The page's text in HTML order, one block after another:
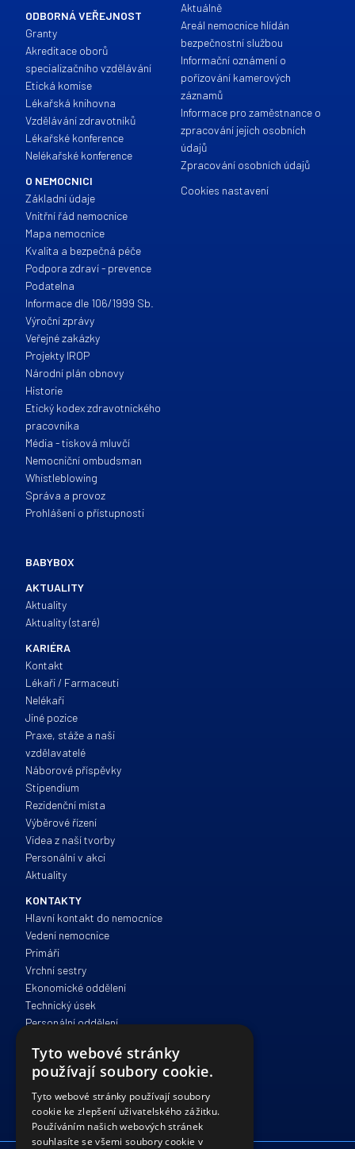
ODBORNÁ VEŘEJNOST
Granty
Akreditace oborů
specializačního vzdělávání
Etická komise
Lékařská knihovna
Vzdělávání zdravotníků
Lékařské konference
Nelékařské konference
O NEMOCNICI
Základní údaje
Vnitřní řád nemocnice
Mapa nemocnice
Kvalita a bezpečná péče
Podpora zdraví - prevence
Podatelna
Informace dle 106/1999 Sb.
Výroční zprávy
Veřejné zakázky
Projekty IROP
Národní plán obnovy
Historie
Etický kodex zdravotnického
pracovníka
Média - tisková mluvčí
Nemocniční ombudsman
Whistleblowing
Správa a provoz
Prohlášení o přístupnosti
Aktuálně
Areál nemocnice hlídán
bezpečnostní službou
Informační oznámení o
pořízování kamerových
záznamů
Informace pro zaměstnance o
zpracování jejich osobních
údajů
Zpracování osobních údajů
Cookies nastavení
BABYBOX
AKTUALITY
Aktuality
Aktuality (staré)
KARIÉRA
Kontakt
Lékaři / Farmaceuti
Nelékaři
Jiné pozice
Praxe, stáže a naši
vzdělavatelé
Náborové příspěvky
Stipendium
Rezidenční místa
Výběrové řízení
Videa z naší tvorby
Personální v akci
Aktuality
KONTAKTY
Hlavní kontakt do nemocnice
Vedení nemocnice
Primáři
Vrchní sestry
Ekonomické oddělení
Technický úsek
Personální oddělení
Správa a provoz
IT oddělení
Právní oddělení
Tyto webové stránky
používají soubory cookie.
Tyto webové stránky používají soubory
cookie ke zlepšení uživatelského zážitku.
Používáním našich webových stránek
souhlasíte se všemi soubory cookie v